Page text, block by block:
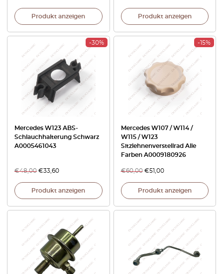
Produkt anzeigen Produkt anzeigen
-30%
Mercedes W123 ABS-
Schlauchhalterung Schwarz
A0005461043
€48,00 €33,60
Produkt anzeigen
-15%
Mercedes W107 / W114 /
W115 / W123
Sitzlehnenverstellrad Alle
Farben A0009180926
€60,00 €51,00
Produkt anzeigen